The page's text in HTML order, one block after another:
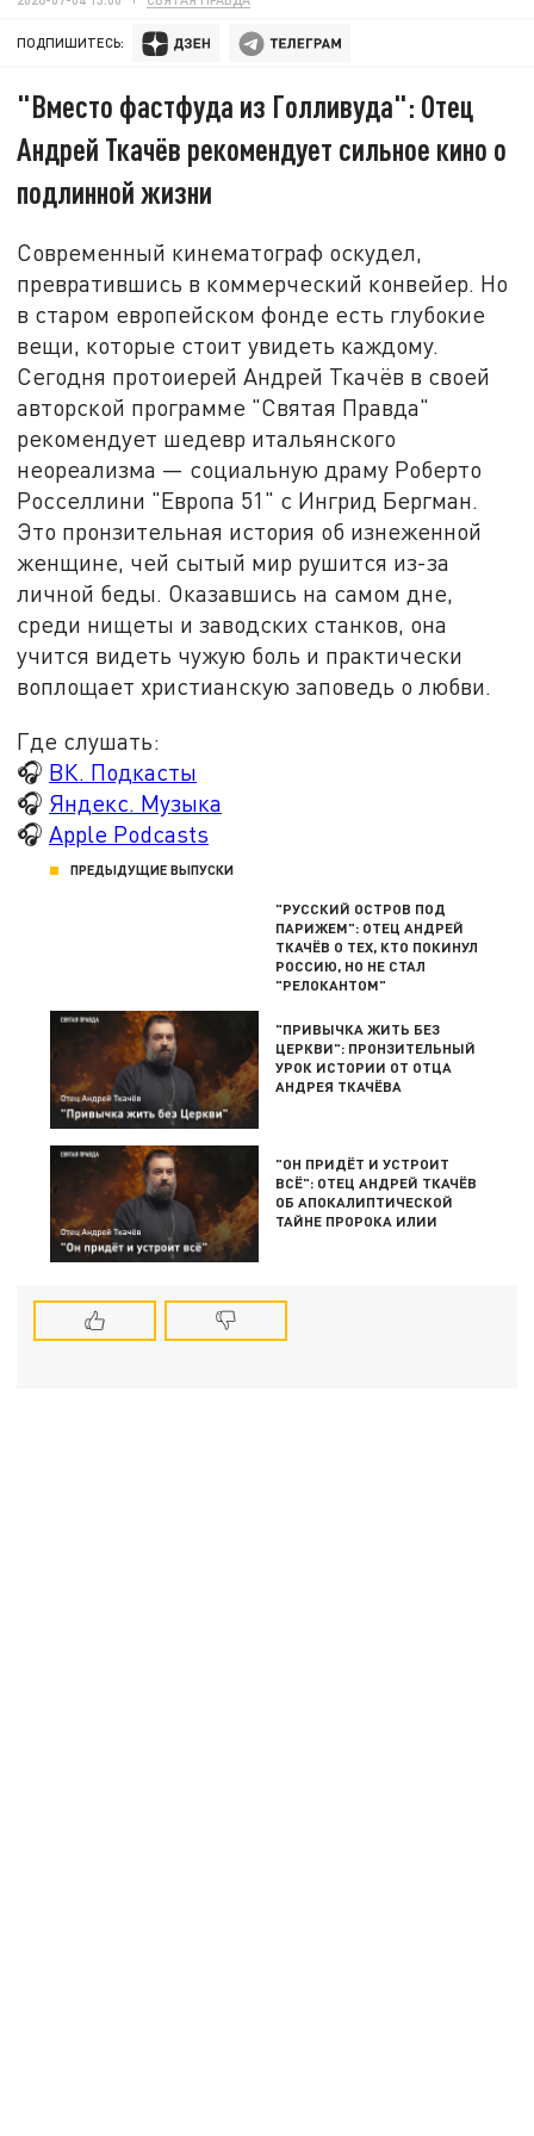
ПОДПИШИТЕСЬ:
"Вместо фастфуда из Голливуда": Отец
Андрей Ткачёв рекомендует сильное кино о
подлинной жизни
Современный кинематограф оскудел,
превратившись в коммерческий конвейер. Но
в старом европейском фонде есть глубокие
вещи, которые стоит увидеть каждому.
Сегодня протоиерей Андрей Ткачёв в своей
авторской программе "Святая Правда"
рекомендует шедевр итальянского
неореализма — социальную драму Роберто
Росселлини "Европа 51" с Ингрид Бергман.
Это пронзительная история об изнеженной
женщине, чей сытый мир рушится из-за
личной беды. Оказавшись на самом дне,
среди нищеты и заводских станков, она
учится видеть чужую боль и практически
воплощает христианскую заповедь о любви.
Где слушать:
🎧 ВК. Подкасты
🎧 Яндекс. Музыка
🎧 Apple Podcasts
ПРЕДЫДУЩИЕ ВЫПУСКИ
"РУССКИЙ ОСТРОВ ПОД
ПАРИЖЕМ": ОТЕЦ АНДРЕЙ
ТКАЧЁВ О ТЕХ, КТО ПОКИНУЛ
РОССИЮ, НО НЕ СТАЛ
"РЕЛОКАНТОМ"
"ПРИВЫЧКА ЖИТЬ БЕЗ
ЦЕРКВИ": ПРОНЗИТЕЛЬНЫЙ
УРОК ИСТОРИИ ОТ ОТЦА
АНДРЕЯ ТКАЧЁВА
"ОН ПРИДЁТ И УСТРОИТ
ВСЁ": ОТЕЦ АНДРЕЙ ТКАЧЁВ
ОБ АПОКАЛИПТИЧЕСКОЙ
ТАЙНЕ ПРОРОКА ИЛИИ